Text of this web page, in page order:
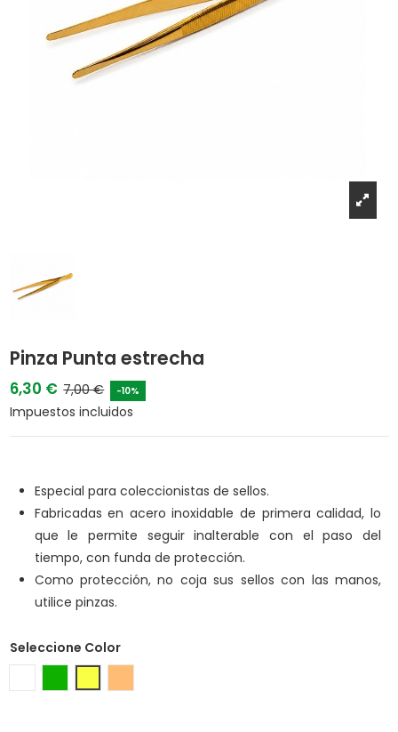
Pinza Punta estrecha
6,30 € 7,00 € -10%
Impuestos incluidos
Especial para coleccionistas de sellos.
Fabricadas en acero inoxidable de primera calidad, lo
que le permite seguir inalterable con el paso del
tiempo, con funda de protección.
Como protección, no coja sus sellos con las manos,
utilice pinzas.
Seleccione Color